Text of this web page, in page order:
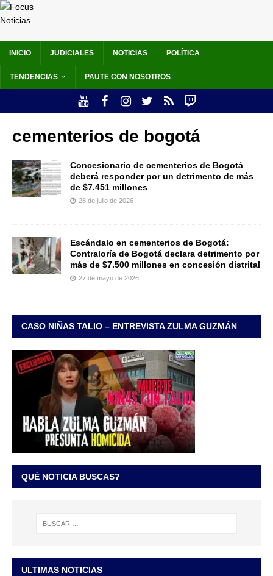
INICIO JUDICIALES NOTICIAS POLÍTICA
TENDENCIAS PAUTE CON NOSOTROS
cementerios de bogotá
Concesionario de cementerios de Bogotá
deberá responder por un detrimento de más
de $7.451 millones
28 de julio de 2026
Escándalo en cementerios de Bogotá:
Contraloría de Bogotá declara detrimento por
más de $7.500 millones en concesión distrital
27 de mayo de 2026
CASO NIÑAS TALIO – ENTREVISTA ZULMA GUZMÁN
QUÉ NOTICIA BUSCAS?
ULTIMAS NOTICIAS